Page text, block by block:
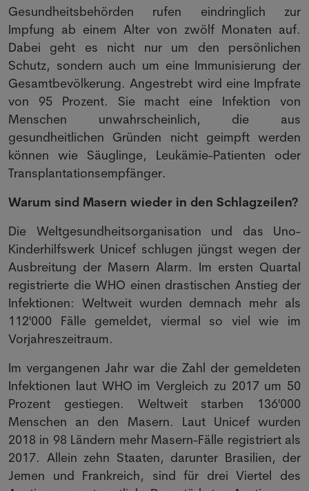
Gesundheitsbehörden rufen eindringlich zur
Impfung ab einem Alter von zwölf Monaten auf.
Dabei geht es nicht nur um den persönlichen
Schutz, sondern auch um eine Immunisierung der
Gesamtbevölkerung. Angestrebt wird eine Impfrate
von 95 Prozent. Sie macht eine Infektion von
Menschen unwahrscheinlich, die aus
gesundheitlichen Gründen nicht geimpft werden
können wie Säuglinge, Leukämie-Patienten oder
Transplantationsempfänger.
Warum sind Masern wieder in den Schlagzeilen?
Die Weltgesundheitsorganisation und das Uno-
Kinderhilfswerk Unicef schlugen jüngst wegen der
Ausbreitung der Masern Alarm. Im ersten Quartal
registrierte die WHO einen drastischen Anstieg der
Infektionen: Weltweit wurden demnach mehr als
112'000 Fälle gemeldet, viermal so viel wie im
Vorjahreszeitraum.
Im vergangenen Jahr war die Zahl der gemeldeten
Infektionen laut WHO im Vergleich zu 2017 um 50
Prozent gestiegen. Weltweit starben 136'000
Menschen an den Masern. Laut Unicef wurden
2018 in 98 Ländern mehr Masern-Fälle registriert als
2017. Allein zehn Staaten, darunter Brasilien, der
Jemen und Frankreich, sind für drei Viertel des